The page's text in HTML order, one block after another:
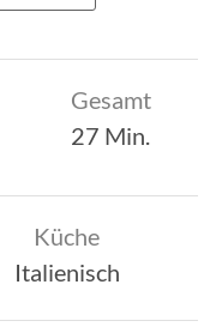
Gesamt
27 Minuten
Min.
Küche
Italienisch